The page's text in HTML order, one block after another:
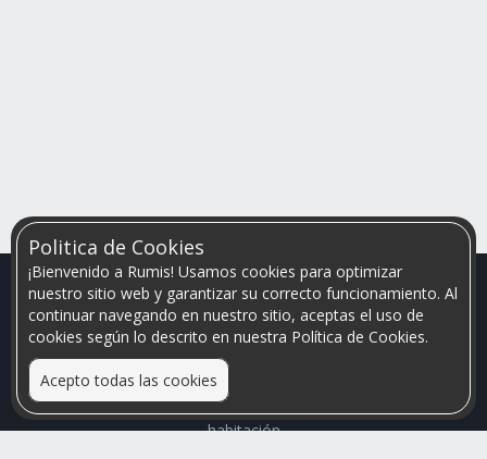
Politica de Cookies
¡Bienvenido a Rumis! Usamos cookies para optimizar
nuestro sitio web y garantizar su correcto funcionamiento. Al
continuar navegando en nuestro sitio, aceptas el uso de
cookies según lo descrito en nuestra Política de Cookies.
Acepto todas las cookies
Relacionamos personas que arriendan con las que buscan una
habitación